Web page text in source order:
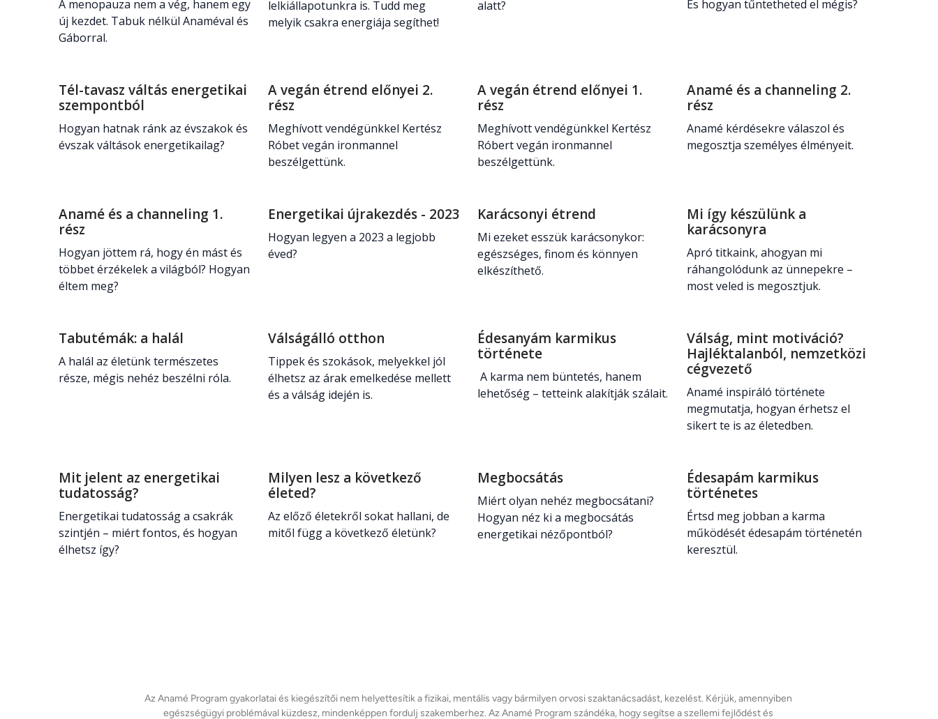
A menopauza nem a vég, hanem egy
új kezdet. Tabuk nélkül Anaméval és
Gáborral.
lelkiállapotunkra is. Tudd meg
melyik csakra energiája segíthet!
alatt?
És hogyan tűntetheted el mégis?
Tél-tavasz váltás energetikai
szempontból
Hogyan hatnak ránk az évszakok és
évszak váltások energetikailag?
A vegán étrend előnyei 2.
rész
Meghívott vendégünkkel Kertész
Róbet vegán ironmannel
beszélgettünk.
A vegán étrend előnyei 1.
rész
Meghívott vendégünkkel Kertész
Róbert vegán ironmannel
beszélgettünk.
Anamé és a channeling 2.
rész
Anamé kérdésekre válaszol és
megosztja személyes élményeit.
Anamé és a channeling 1.
rész
Hogyan jöttem rá, hogy én mást és
többet érzékelek a világból? Hogyan
éltem meg?
Energetikai újrakezdés - 2023
Hogyan legyen a 2023 a legjobb
éved?
Karácsonyi étrend
Mi ezeket esszük karácsonykor:
egészséges, finom és könnyen
elkészíthető.
Mi így készülünk a
karácsonyra
Apró titkaink, ahogyan mi
ráhangolódunk az ünnepekre –
most veled is megosztjuk.
Tabutémák: a halál
A halál az életünk természetes
része, mégis nehéz beszélni róla.
Válságálló otthon
Tippek és szokások, melyekkel jól
élhetsz az árak emelkedése mellett
és a válság idején is.
Édesanyám karmikus
története
A karma nem büntetés, hanem
lehetőség – tetteink alakítják szálait.
Válság, mint motiváció?
Hajléktalanból, nemzetközi
cégvezető
Anamé inspiráló története
megmutatja, hogyan érhetsz el
sikert te is az életedben.
Mit jelent az energetikai
tudatosság?
Energetikai tudatosság a csakrák
szintjén – miért fontos, és hogyan
élhetsz így?
Milyen lesz a következő
életed?
Az előző életekről sokat hallani, de
mitől függ a következő életünk?
Megbocsátás
Miért olyan nehéz megbocsátani?
Hogyan néz ki a megbocsátás
energetikai nézőpontból?
Édesapám karmikus
történetes
Értsd meg jobban a karma
működését édesapám történetén
keresztül.
Az Anamé Program gyakorlatai és kiegészítői nem helyettesítik a fizikai, mentális vagy bármilyen orvosi szaktanácsadást, kezelést. Kérjük, amennyiben
egészségügyi problémával küzdesz, mindenképpen fordulj szakemberhez. Az Anamé Program szándéka, hogy segítse a szellemi fejlődést és